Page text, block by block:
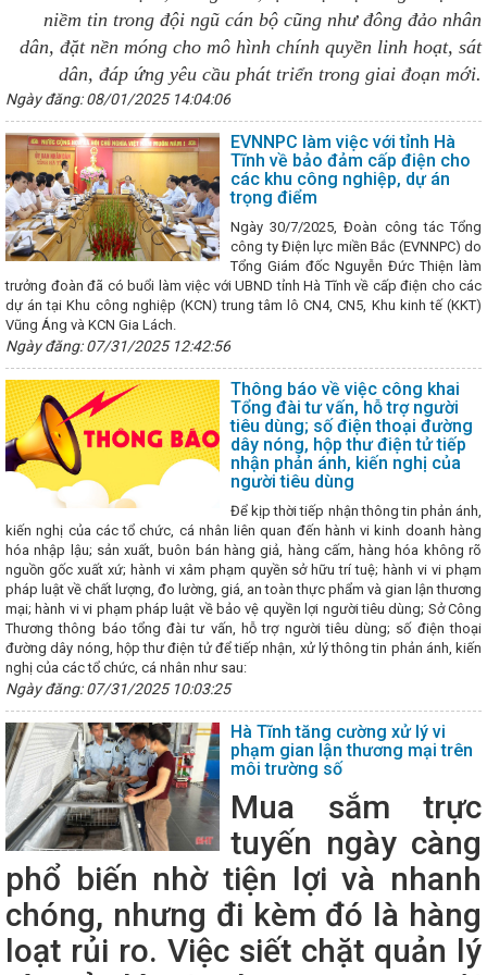
điện thành thói quen”
Đại tiệc của âm thanh, ánh sáng - Đêm
Kinh tế Hà Tĩnh 3 tháng đầu năm tiếp tục xu hướng phục hồi
phủ nhiệm kỳ 2021-2026
Toàn văn phát biểu khai mạc Hội
Thủ tướng Phạm Minh Chính kết thúc tốt đẹp chuyến thăm
Quốc hội chốt mô hình chính quyền địa phương và họp phiên bế mạc
Chủ tịch UBND tỉnh Hà Tĩnh
Bế mạc Hội nghị Trung ương 13
phần Phát triển công nghiệp - Xây lắp và Thương mại Hà Tĩnh
kinh tế Đông Tây (EWEC) – Đà Nẵng 2024
Phiên họp thường kỳ
Nhà máy Bia Hà Nội - Nghệ Tĩnh công suất 100 triệu lít/năm
quảng bá sản phẩm tại Hội chợ quốc tế Thương mại, Du lịch và Đầu
- Đà Nẵng 2024
Hội đàm giữa Bộ trưởng Nguyễn Hồng Diên
Khu tự trị dân tộc Choang Quảng Tây, Trung Quốc
Chủ tịch
Ban Chấp hành Đảng bộ tỉnh Hà
máy và cán bộ
KHAI MẠC LỚP HUẤN LUYỆN KỸ THUẬT AN
2026
Hà Tĩnh thông báo điều chỉnh thời gian đại hội Đảng
dụng, sử dụng văn bản, giấy tờ đã được ban hành trước khi sắp xếp
Hội thi Dân vận khéo năm 2024
có nền kinh tế thị trường
Sở Thông tin và Truyền thông Hà
Sớm có chính sách ưu đãi cho nhà đầu tư trạm sạc điện
phục vụ của văn phòng cấp ủy trong kỷ nguyên chuyển đổi số
cho Doanh nghiệp Hà Tĩnh tại Hội chợ thương mại quốc tế
chuẩn bị tiếp nhận Công ty TNHH MTV Vận hành hệ thống điện
tác phụ nữ và bình đẳng giới là nhiệm vụ chính trị trọng tâm,
THƯƠNG QUÝ I NĂM 2023
Tổ chức các hoạt động hưởng
Việt Nam năm 2025
Chủ tịch UBND tỉnh ban hành Công điện
ứng phó với bão số 12 và mưa lũ
Doanh nhân trẻ Việt Nam
phát triển mới
Công ty Điện lực Hà Tĩnh tăng hiệu suất kinh
số
i-HaTinh đạt hơn 100.000 lượt cài đặt
Hà Tĩnh phấn
trong năm 2024
‘Cú hích’ lớn cho thương hiệu Hà Tĩnh tại
Thương chốt lộ trình cung ứng xăng E10 trên toàn quốc từ 01/6/2026
hào quê hương Hà Tĩnh”
Tổ chức thành công Đại hội Chi đoàn
Khai mạc Hội chợ triển lãm hàng công nghiệp nông thôn tiêu
Khai mạc Phiên đàm phán lần thứ 8 nâng cấp Hiệp định Thương
Lễ chuyển giao Trung tâm Điều độ Hệ thống điện Quốc gia về
ấm áp cho đoàn viên, người lao động
Công bố thành lập Đảng
Tĩnh
Gần 100 sản phẩm đặc trưng của Hà Tĩnh tham gia Hội
BÁO CHÍ VỀ HỘI NGHỊ TRỰC TUYẾN KHỐI CÔNG THƯƠNG ĐỊA
PHÁT TRIỂN SẢN XUẤT KINH DOANH VÀ XUẤT, NHẬP KHẨU NĂM
trọng tâm Quý II năm 2025
Đặc sản Hà Tĩnh chinh phục người
lần thứ nhất
Hà Tĩnh thành lập Cụm công nghiệp Cổng
Tích cực, chủ động triển khai các giải pháp thúc đẩy kinh tế tuần
thương mại bền vững đáp ứng các chính sách xanh của Liên minh
Thương Hà Tĩnh: Hội chợ Mùa Thu mở cơ hội tăng trưởng mới
tra toàn diện tại các Công đoàn cơ sở trực thuộc
Trao 21
đổi số lĩnh vực Công Thương
Nghị định của Chính phủ về
hành kể từ ngày 01/8/2024
Kết nối thị trường tiêu thụ cho sản
Thương: Phát động Tháng Công nhân năm 2023
Tăng cường
niềm tin trong đội ngũ cán bộ cũng như đông đảo nhân
dân, đặt nền móng cho mô hình chính quyền linh hoạt, sát
dân, đáp ứng yêu cầu phát triển trong giai đoạn mới.
Ngày đăng: 08/01/2025 14:04:06
EVNNPC làm việc với tỉnh Hà
Tĩnh về bảo đảm cấp điện cho
các khu công nghiệp, dự án
trọng điểm
Ngày 30/7/2025, Đoàn công tác Tổng
công ty Điện lực miền Bắc (EVNNPC) do
Tổng Giám đốc Nguyễn Đức Thiện làm
trưởng đoàn đã có buổi làm việc với UBND tỉnh Hà Tĩnh về cấp điện cho các
dự án tại Khu công nghiệp (KCN) trung tâm lô CN4, CN5, Khu kinh tế (KKT)
Vũng Áng và KCN Gia Lách.
Ngày đăng: 07/31/2025 12:42:56
Thông báo về việc công khai
Tổng đài tư vấn, hỗ trợ người
tiêu dùng; số điện thoại đường
dây nóng, hộp thư điện tử tiếp
nhận phản ánh, kiến nghị của
người tiêu dùng
Để kịp thời tiếp nhận thông tin phản ánh,
kiến nghị của các tổ chức, cá nhân liên quan đến hành vi kinh doanh hàng
hóa nhập lậu; sản xuất, buôn bán hàng giả, hàng cấm, hàng hóa không rõ
nguồn gốc xuất xứ; hành vi xâm phạm quyền sở hữu trí tuệ; hành vi vi phạm
pháp luật về chất lượng, đo lường, giá, an toàn thực phẩm và gian lận thương
mại; hành vi vi phạm pháp luật về bảo vệ quyền lợi người tiêu dùng; Sở Công
Thương thông báo tổng đài tư vấn, hỗ trợ người tiêu dùng; số điện thoại
đường dây nóng, hộp thư điện tử để tiếp nhận, xử lý thông tin phản ánh, kiến
nghị của các tổ chức, cá nhân như sau:
Ngày đăng: 07/31/2025 10:03:25
Hà Tĩnh tăng cường xử lý vi
phạm gian lận thương mại trên
môi trường số
Mua sắm trực
tuyến ngày càng
phổ biến nhờ tiện lợi và nhanh
chóng, nhưng đi kèm đó là hàng
loạt rủi ro. Việc siết chặt quản lý